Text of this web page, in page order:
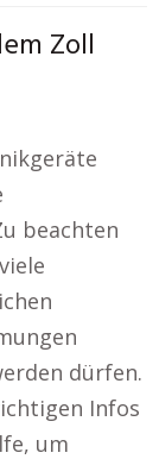
Zoll
beachten
dürfen.
Infos
um